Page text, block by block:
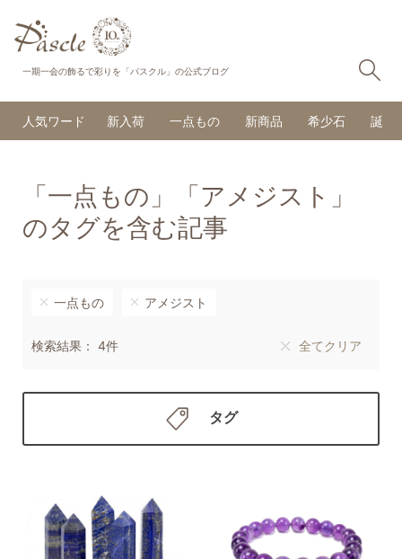
一期一会の飾るで彩りを「パスクル」の公式ブログ
人気ワード 新入荷 一点もの 新商品 希少石 誕生
「一点もの」「アメジスト」
のタグを含む記事
一点もの アメジスト
検索結果： 4件 全てクリア
タグ